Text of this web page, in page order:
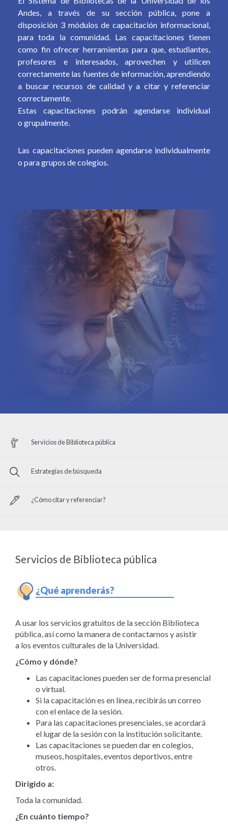
Andes, a través de su sección pública, pone a
disposición 3 módulos de capacitación informacional,
para toda la comunidad. Las capacitaciones tienen
como fin ofrecer herramientas para que, estudiantes,
profesores e interesados, aprovechen y utilicen
correctamente las fuentes de información, aprendiendo
a buscar recursos de calidad y a citar y referenciar
correctamente.
Estas capacitaciones podrán agendarse individual
o grupalmente.
Las capacitaciones pueden agendarse individualmente
o para grupos de colegios.
Servicios de Biblioteca pública
Estrategias de búsqueda
¿Cómo citar y referenciar?
Servicios de Biblioteca pública
¿Qué aprenderás?
A usar los servicios gratuitos de la sección Biblioteca
pública, así como la manera de contactarnos y asistir
a los eventos culturales de la Universidad.
¿Cómo y dónde?
Las capacitaciones pueden ser de forma presencial
o virtual.
Si la capacitación es en línea, recibirás un correo
con el enlace de la sesión.
Para las capacitaciones presenciales, se acordará
el lugar de la sesión con la institución solicitante.
Las capacitaciones se pueden dar en colegios,
museos, hospitales, eventos deportivos, entre
otros.
Dirigido a:
Toda la comunidad.
¿En cuánto tiempo?